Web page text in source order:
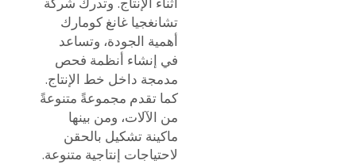
تشانغجيا غانغ كومارك
أهمية الجودة، وتساعد
في إنشاء أنظمة فحص
مدمجة داخل خط الإنتاج.
كما تقدم مجموعةً متنوعةً
من الآلات، ومن بينها
ماكينة تشكيل بالحقن
لاحتياجات إنتاجية متنوعة.